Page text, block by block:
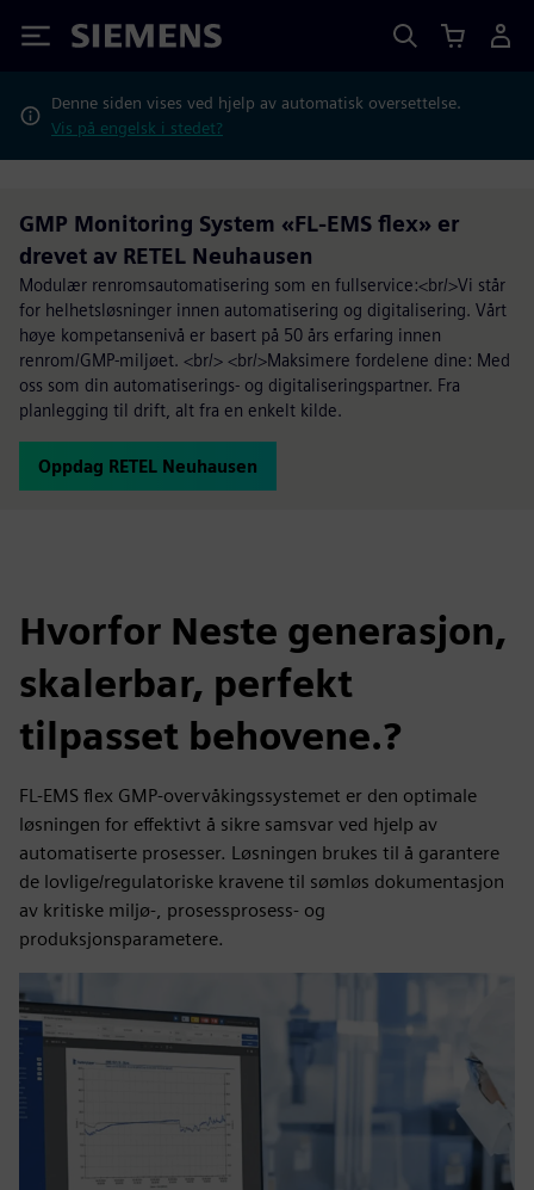
Siemens
Denne siden vises ved hjelp av automatisk oversettelse.
Vis på engelsk i stedet?
GMP Monitoring System «FL-EMS flex» er
drevet av RETEL Neuhausen
Modulær renromsautomatisering som en fullservice:<br/>Vi står
for helhetsløsninger innen automatisering og digitalisering. Vårt
høye kompetansenivå er basert på 50 års erfaring innen
renrom/GMP-miljøet. <br/> <br/>Maksimere fordelene dine: Med
oss som din automatiserings- og digitaliseringspartner. Fra
planlegging til drift, alt fra en enkelt kilde.
Oppdag RETEL Neuhausen
Hvorfor Neste generasjon,
skalerbar, perfekt
tilpasset behovene.?
FL-EMS flex GMP-overvåkingssystemet er den optimale
løsningen for effektivt å sikre samsvar ved hjelp av
automatiserte prosesser. Løsningen brukes til å garantere
de lovlige/regulatoriske kravene til sømløs dokumentasjon
av kritiske miljø-, prosessprosess- og
produksjonsparametere.